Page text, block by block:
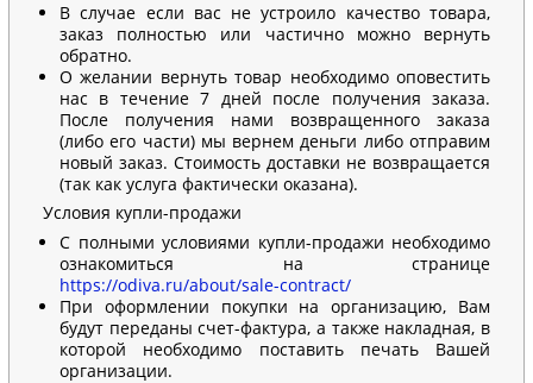
В случае если вас не устроило качество товара,
заказ полностью или частично можно вернуть
обратно.
О желании вернуть товар необходимо оповестить
нас в течение 7 дней после получения заказа.
После получения нами возвращенного заказа
(либо его части) мы вернем деньги либо отправим
новый заказ. Стоимость доставки не возвращается
(так как услуга фактически оказана).
Условия купли-продажи
С полными условиями купли-продажи необходимо
ознакомиться на странице
https://odiva.ru/about/sale-contract/
При оформлении покупки на организацию, Вам
будут переданы счет-фактура, а также накладная, в
которой необходимо поставить печать Вашей
организации.